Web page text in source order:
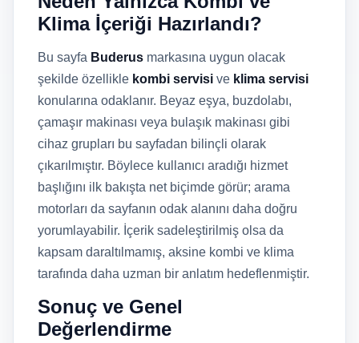
Klima İçeriği Hazırlandı?
Bu sayfa Buderus markasına uygun olacak
şekilde özellikle kombi servisi ve klima servisi
konularına odaklanır. Beyaz eşya, buzdolabı,
çamaşır makinası veya bulaşık makinası gibi
cihaz grupları bu sayfadan bilinçli olarak
çıkarılmıştır. Böylece kullanıcı aradığı hizmet
başlığını ilk bakışta net biçimde görür; arama
motorları da sayfanın odak alanını daha doğru
yorumlayabilir. İçerik sadeleştirilmiş olsa da
kapsam daraltılmamış, aksine kombi ve klima
tarafında daha uzman bir anlatım hedeflenmiştir.
Sonuç ve Genel
Değerlendirme